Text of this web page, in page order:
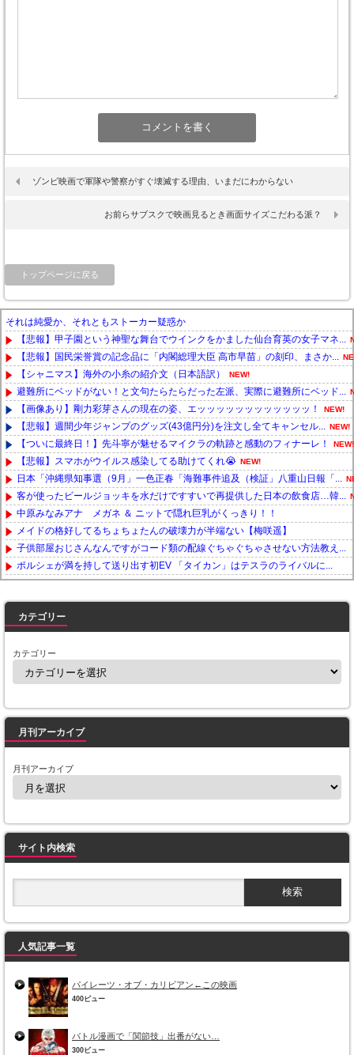
ゾンビ映画で軍隊や警察がすぐ壊滅する理由、いまだにわからない
お前らサブスクで映画見るとき画面サイズこだわる派？
トップページに戻る
それは純愛か、それともストーカー疑惑か
【悲報】甲子園という神聖な舞台でウインクをかました仙台育英の女子マネ...
【悲報】国民栄誉賞の記念品に「内閣総理大臣 高市早苗」の刻印、まさか...
【シャニマス】海外の小糸の紹介文（日本語訳） NEW!
避難所にベッドがない！と文句たらたらだった左派、実際に避難所にベッド...
【画像あり】剛力彩芽さんの現在の姿、エッッッッッッッッッッッッ！ NEW!
【悲報】週間少年ジャンプのグッズ(43億円分)を注文し全てキャンセル... NEW!
【ついに最終日！】先斗寧が魅せるマイクラの軌跡と感動のフィナーレ！ NEW!
【悲報】スマホがウイルス感染してる助けてくれ😭 NEW!
日本「沖縄県知事選（9月」一色正春「海難事件追及（検証」八重山日報「...
客が使ったビールジョッキを水だけですすいで再提供した日本の飲食店…韓...
中原みなみアナ メガネ ＆ ニットで隠れ巨乳がくっきり！！
メイドの格好してるちょちょたんの破壊力が半端ない【梅咲遥】
子供部屋おじさんなんですがコード類の配線ぐちゃぐちゃさせない方法教え...
ポルシェが満を持して送り出す初EV 「タイカン」はテスラのライバルに...
カテゴリー
カテゴリー
月刊アーカイブ
月刊アーカイブ
サイト内検索
人気記事一覧
パイレーツ・オブ・カリビアン←この映画
400ビュー
バトル漫画で「関節技」出番がない…
300ビュー